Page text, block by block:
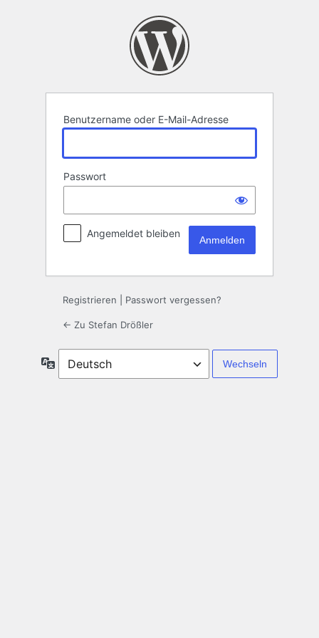
Benutzername oder E-Mail-Adresse
Passwort
Angemeldet bleiben
Registrieren Passwort vergessen?
← Zu Stefan Drößler